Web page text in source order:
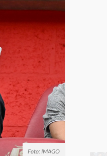
Foto: IMAGO